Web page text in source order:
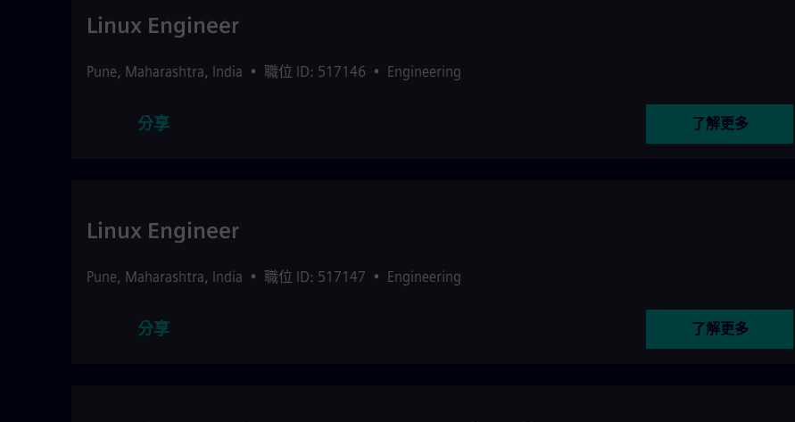
Linux Engineer
Pune, Maharashtra, India • 職位 ID: 517146 • Engineering
分享 了解更多
Linux Engineer
Pune, Maharashtra, India • 職位 ID: 517147 • Engineering
分享 了解更多